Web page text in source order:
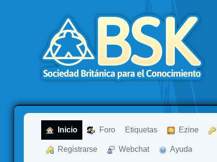
Inicio Foro Etiquetas Ezine
Registrarse Webchat Ayuda